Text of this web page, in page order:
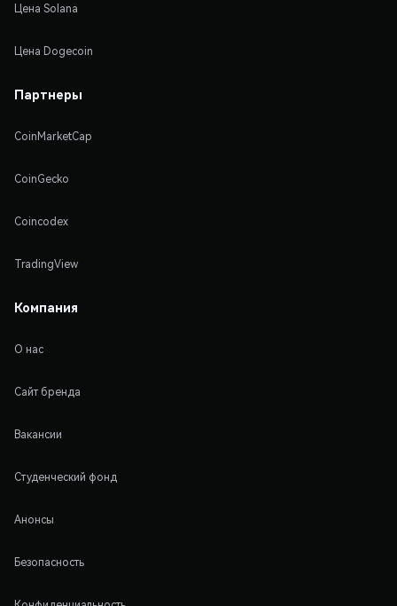
Цена Solana
Цена Dogecoin
Партнеры
CoinMarketCap
CoinGecko
Coincodex
TradingView
Компания
О нас
Сайт бренда
Вакансии
Студенческий фонд
Анонсы
Безопасность